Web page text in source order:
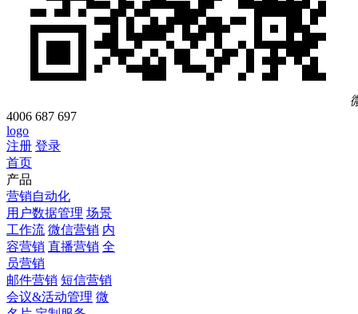
4006 687 697
logo
注册 登录
首页
产品
营销自动化
用户数据管理 场景
工作流 微信营销 内
容营销 直播营销 全
员营销
邮件营销 短信营销
会议&活动管理 微